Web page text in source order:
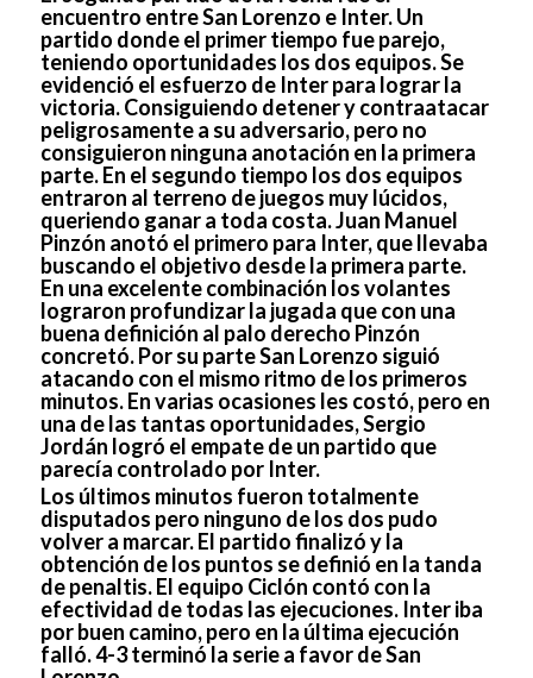
encuentro entre San Lorenzo e Inter. Un
partido donde el primer tiempo fue parejo,
teniendo oportunidades los dos equipos. Se
evidenció el esfuerzo de Inter para lograr la
victoria. Consiguiendo detener y contraatacar
peligrosamente a su adversario, pero no
consiguieron ninguna anotación en la primera
parte. En el segundo tiempo los dos equipos
entraron al terreno de juegos muy lúcidos,
queriendo ganar a toda costa. Juan Manuel
Pinzón anotó el primero para Inter, que llevaba
buscando el objetivo desde la primera parte.
En una excelente combinación los volantes
lograron profundizar la jugada que con una
buena definición al palo derecho Pinzón
concretó. Por su parte San Lorenzo siguió
atacando con el mismo ritmo de los primeros
minutos. En varias ocasiones les costó, pero en
una de las tantas oportunidades, Sergio
Jordán logró el empate de un partido que
parecía controlado por Inter.
Los últimos minutos fueron totalmente
disputados pero ninguno de los dos pudo
volver a marcar. El partido finalizó y la
obtención de los puntos se definió en la tanda
de penaltis. El equipo Ciclón contó con la
efectividad de todas las ejecuciones. Inter iba
por buen camino, pero en la última ejecución
falló. 4-3 terminó la serie a favor de San